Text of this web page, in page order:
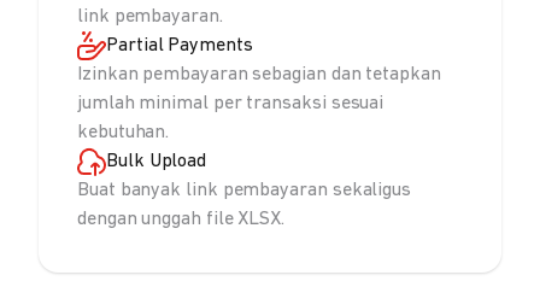
link pembayaran.
Partial Payments
Izinkan pembayaran sebagian dan tetapkan
jumlah minimal per transaksi sesuai
kebutuhan.
Bulk Upload
Buat banyak link pembayaran sekaligus
dengan unggah file XLSX.